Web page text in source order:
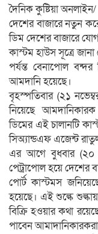
দৈনিক কুষ্টিয়া অনলাইন/
দেশের বাজারে নতুন
ডিম দেশের বাজারে
কাস্টম হাউস সূত্রে
পর্যন্ত বেনাপোল
আমদানি হয়েছে।
বৃহস্পতিবার (২১
নিয়েছে আমদানিকারক
ডিমের এই চালানটি
সিঅ্যান্ডএফ এজেন্ট
এর আগে বুধবার (২০
পেট্রাপোল হয়ে দেশের
পোর্ট কাস্টমস
হয়েছে। এই শুল্কে
বিক্রি হওয়ার কথা
পাবেন